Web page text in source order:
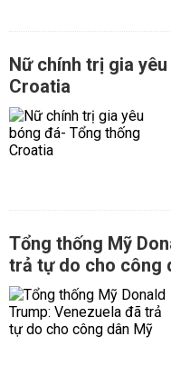
Nữ chính trị gia
Croatia
Tổng thống Mỹ
trả tự do cho công